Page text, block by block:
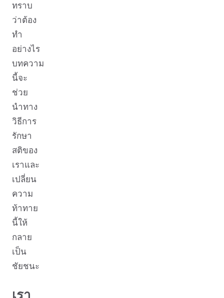
ทราบ
ว่าต้อง
ทำ
อย่างไร
บทความ
นี้จะ
ช่วย
นำทาง
วิธีการ
รักษา
สติของ
เราและ
เปลี่ยน
ความ
ท้าทาย
นี้ให้
กลาย
เป็น
ชัยชนะ